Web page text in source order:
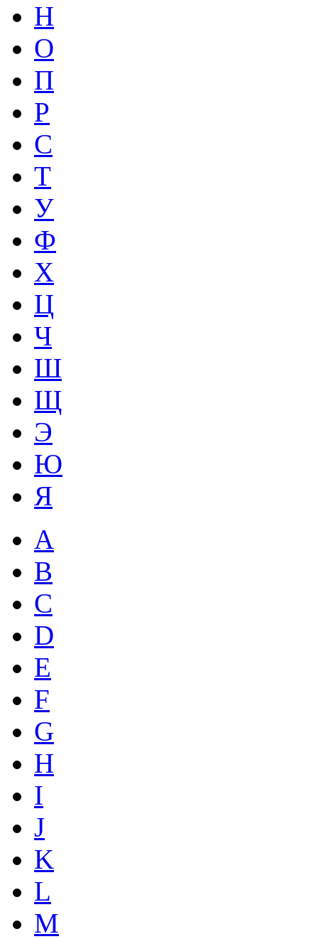
Н
О
П
Р
С
Т
У
Ф
Х
Ц
Ч
Ш
Щ
Э
Ю
Я
A
B
C
D
E
F
G
H
I
J
K
L
M